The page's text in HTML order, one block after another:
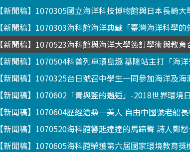
【新聞稿】1070305國立海洋科技博物館與日本長崎
【新聞稿】1070303海科館海洋典藏「臺灣海洋科學
【新聞稿】1070523海科館與海洋大學簽訂學術與教
【新聞稿】1070504科普列車環島趣 基隆站主打「海洋
【新聞稿】1070325台日號召中學生一同參加海洋及
【新聞稿】1070602「青與藍的邂逅」-2018世界環境
【新聞稿】1070604歷經滄桑一美人 自由中國號老船
【新聞稿】1070520海科館響起達達的馬蹄聲 詩人鄭
【新聞稿】1070605海科館榮獲第六屆國家環境教育